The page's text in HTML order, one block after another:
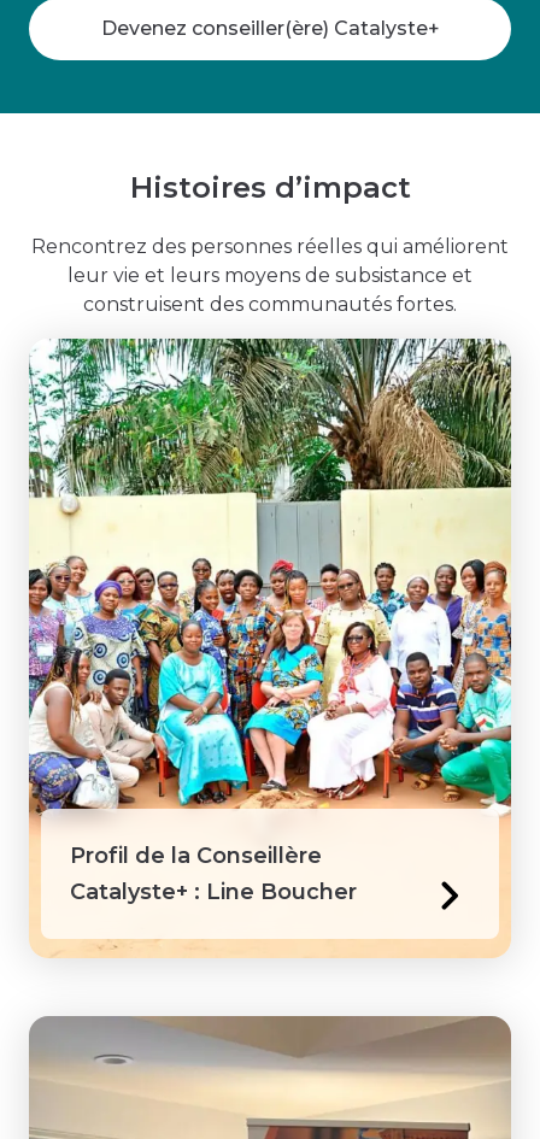
Devenez conseiller(ère) Catalyste+
Histoires d’impact
Rencontrez des personnes réelles qui améliorent
leur vie et leurs moyens de subsistance et
construisent des communautés fortes.
Profil de la Conseillère
Catalyste+ : Line Boucher